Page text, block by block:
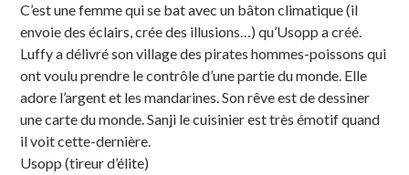
C’est une femme qui se bat avec un bâton climatique (il
envoie des éclairs, crée des illusions…) qu’Usopp a créé.
Luffy a délivré son village des pirates hommes-poissons qui
ont voulu prendre le contrôle d’une partie du monde. Elle
adore l’argent et les mandarines. Son rêve est de dessiner
une carte du monde. Sanji le cuisinier est très émotif quand
il voit cette-dernière.
Usopp (tireur d’élite)